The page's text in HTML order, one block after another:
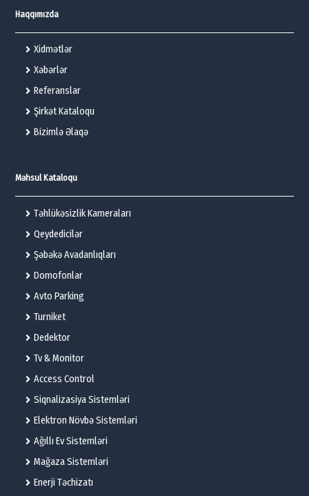
Haqqımızda
Xidmətlər
Xəbərlər
Referanslar
Şirkət Kataloqu
Bizimlə Əlaqə
Məhsul Kataloqu
Təhlükəsizlik Kameraları
Qeydedicilər
Şəbəkə Avadanlıqları
Domofonlar
Avto Parking
Turniket
Dedektor
Tv & Monitor
Access Control
Siqnalizasiya Sistemləri
Elektron Növbə Sistemləri
Ağıllı Ev Sistemləri
Mağaza Sistemləri
Enerji Təchizatı